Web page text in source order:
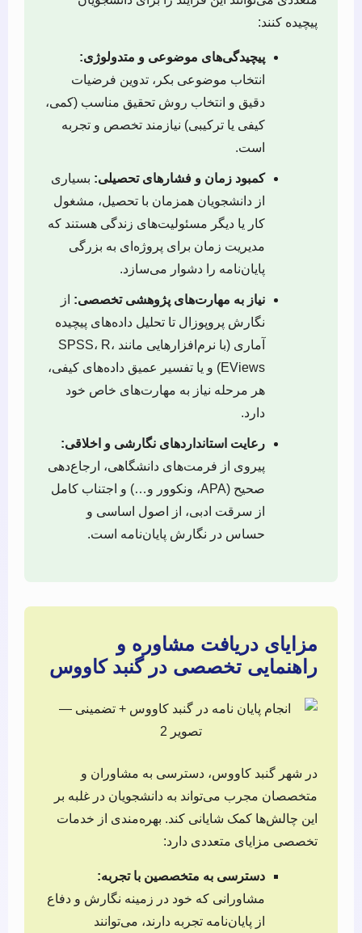
پیچیده کنند:
پیچیدگی‌های موضوعی و متدولوژی:
انتخاب موضوعی بکر، تدوین فرضیات
دقیق و انتخاب روش تحقیق مناسب (کمی،
کیفی یا ترکیبی) نیازمند تخصص و تجربه
است.
کمبود زمان و فشارهای تحصیلی: بسیاری
از دانشجویان همزمان با تحصیل، مشغول
کار یا دیگر مسئولیت‌های زندگی هستند که
مدیریت زمان برای پروژه‌ای به بزرگی
پایان‌نامه را دشوار می‌سازد.
نیاز به مهارت‌های پژوهشی تخصصی: از
نگارش پروپوزال تا تحلیل داده‌های پیچیده
آماری (با نرم‌افزارهایی مانند SPSS، R،
EViews) و یا تفسیر عمیق داده‌های کیفی،
هر مرحله نیاز به مهارت‌های خاص خود
دارد.
رعایت استانداردهای نگارشی و اخلاقی:
پیروی از فرمت‌های دانشگاهی، ارجاع‌دهی
صحیح (APA، ونکوور و…) و اجتناب کامل
از سرقت ادبی، از اصول اساسی و
حساس در نگارش پایان‌نامه است.
مزایای دریافت مشاوره و
راهنمایی تخصصی در گنبد کاووس
در شهر گنبد کاووس، دسترسی به مشاوران و
متخصصان مجرب می‌تواند به دانشجویان در غلبه بر
این چالش‌ها کمک شایانی کند. بهره‌مندی از خدمات
تخصصی مزایای متعددی دارد:
دسترسی به متخصصین با تجربه:
مشاورانی که خود در زمینه نگارش و دفاع
از پایان‌نامه تجربه دارند، می‌توانند